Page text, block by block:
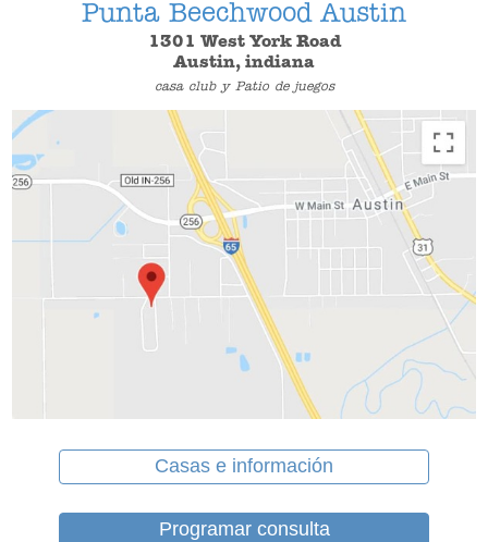
Punta Beechwood Austin
1301 West York Road
Austin, indiana
casa club y Patio de juegos
Casas e información
Programar consulta